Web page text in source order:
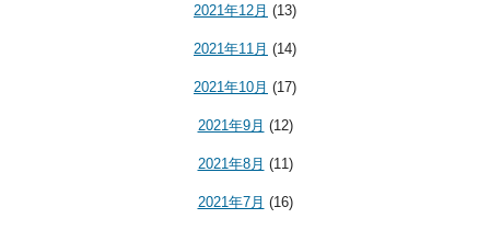
2021年12月 (13)
2021年11月 (14)
2021年10月 (17)
2021年9月 (12)
2021年8月 (11)
2021年7月 (16)